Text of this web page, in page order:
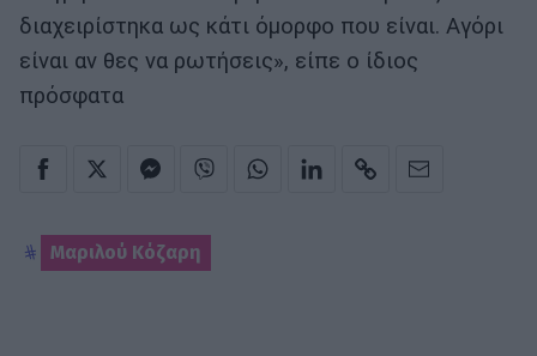
διαχειρίστηκα ως κάτι όμορφο που είναι. Αγόρι
είναι αν θες να ρωτήσεις», είπε ο ίδιος
πρόσφατα
Μαριλού Κόζαρη